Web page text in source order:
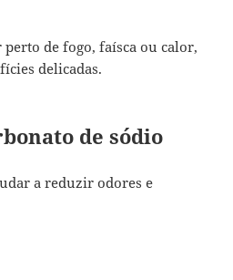
de fogo, faísca ou calor,
delicadas.
de sódio
a reduzir odores e